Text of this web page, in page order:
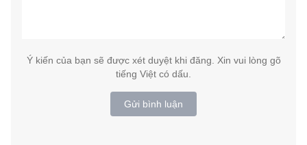
Ý kiến của bạn sẽ được xét duyệt khi đăng. Xin vui lòng gõ
tiếng Việt có dấu.
Gửi bình luận